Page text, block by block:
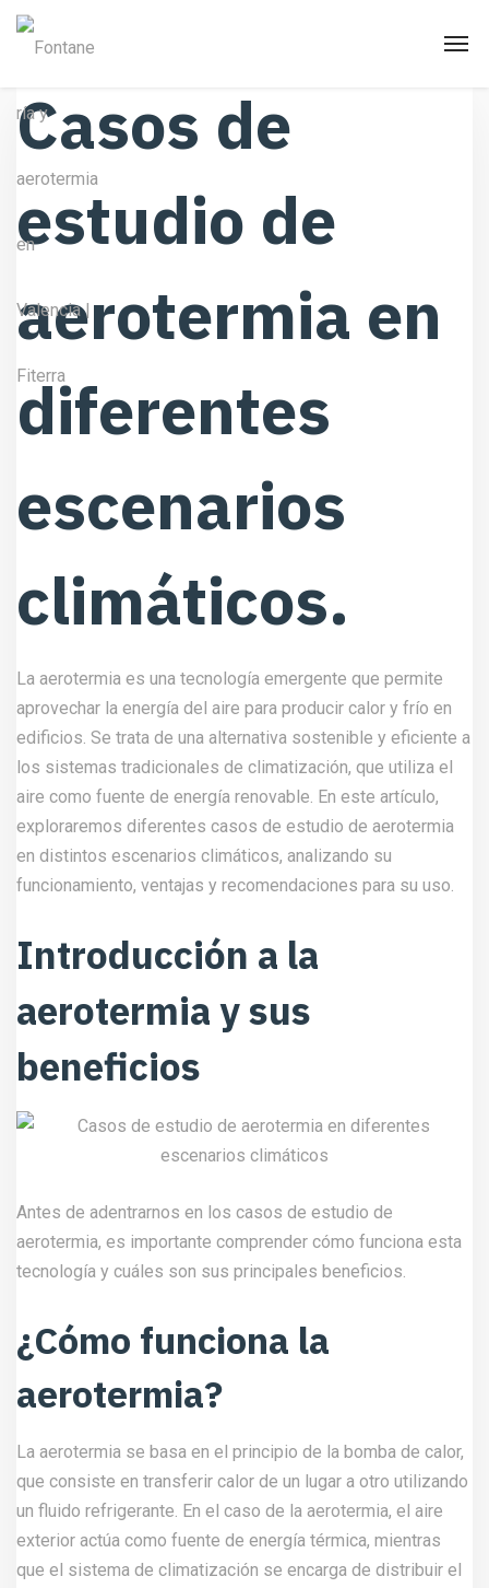
Casos de
estudio de
aerotermia en
diferentes
escenarios
climáticos.
La aerotermia es una tecnología emergente que permite
aprovechar la energía del aire para producir calor y frío en
edificios. Se trata de una alternativa sostenible y eficiente a
los sistemas tradicionales de climatización, que utiliza el
aire como fuente de energía renovable. En este artículo,
exploraremos diferentes casos de estudio de aerotermia
en distintos escenarios climáticos, analizando su
funcionamiento, ventajas y recomendaciones para su uso.
Introducción a la
aerotermia y sus
beneficios
Antes de adentrarnos en los casos de estudio de
aerotermia, es importante comprender cómo funciona esta
tecnología y cuáles son sus principales beneficios.
¿Cómo funciona la
aerotermia?
La aerotermia se basa en el principio de la bomba de calor,
que consiste en transferir calor de un lugar a otro utilizando
un fluido refrigerante. En el caso de la aerotermia, el aire
exterior actúa como fuente de energía térmica, mientras
que el sistema de climatización se encarga de distribuir el